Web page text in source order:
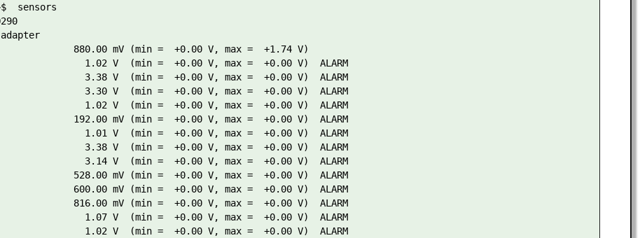
sensors
880.00 mV (min =  +0.00 V, max =  +1.74 V)
1.02 V  (min =  +0.00 V, max =  +0.00 V)  ALARM
3.38 V  (min =  +0.00 V, max =  +0.00 V)  ALARM
3.30 V  (min =  +0.00 V, max =  +0.00 V)  ALARM
1.02 V  (min =  +0.00 V, max =  +0.00 V)  ALARM
192.00 mV (min =  +0.00 V, max =  +0.00 V)  ALARM
1.01 V  (min =  +0.00 V, max =  +0.00 V)  ALARM
3.38 V  (min =  +0.00 V, max =  +0.00 V)  ALARM
3.14 V  (min =  +0.00 V, max =  +0.00 V)  ALARM
528.00 mV (min =  +0.00 V, max =  +0.00 V)  ALARM
600.00 mV (min =  +0.00 V, max =  +0.00 V)  ALARM
816.00 mV (min =  +0.00 V, max =  +0.00 V)  ALARM
1.07 V  (min =  +0.00 V, max =  +0.00 V)  ALARM
1.02 V  (min =  +0.00 V, max =  +0.00 V)  ALARM